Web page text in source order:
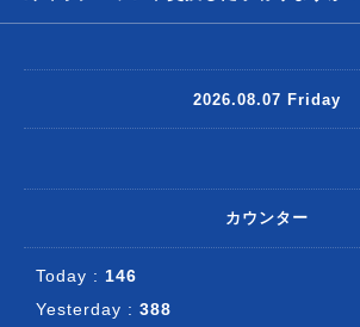
2026.08.07 Friday
カウンター
Today : 146
Yesterday : 388